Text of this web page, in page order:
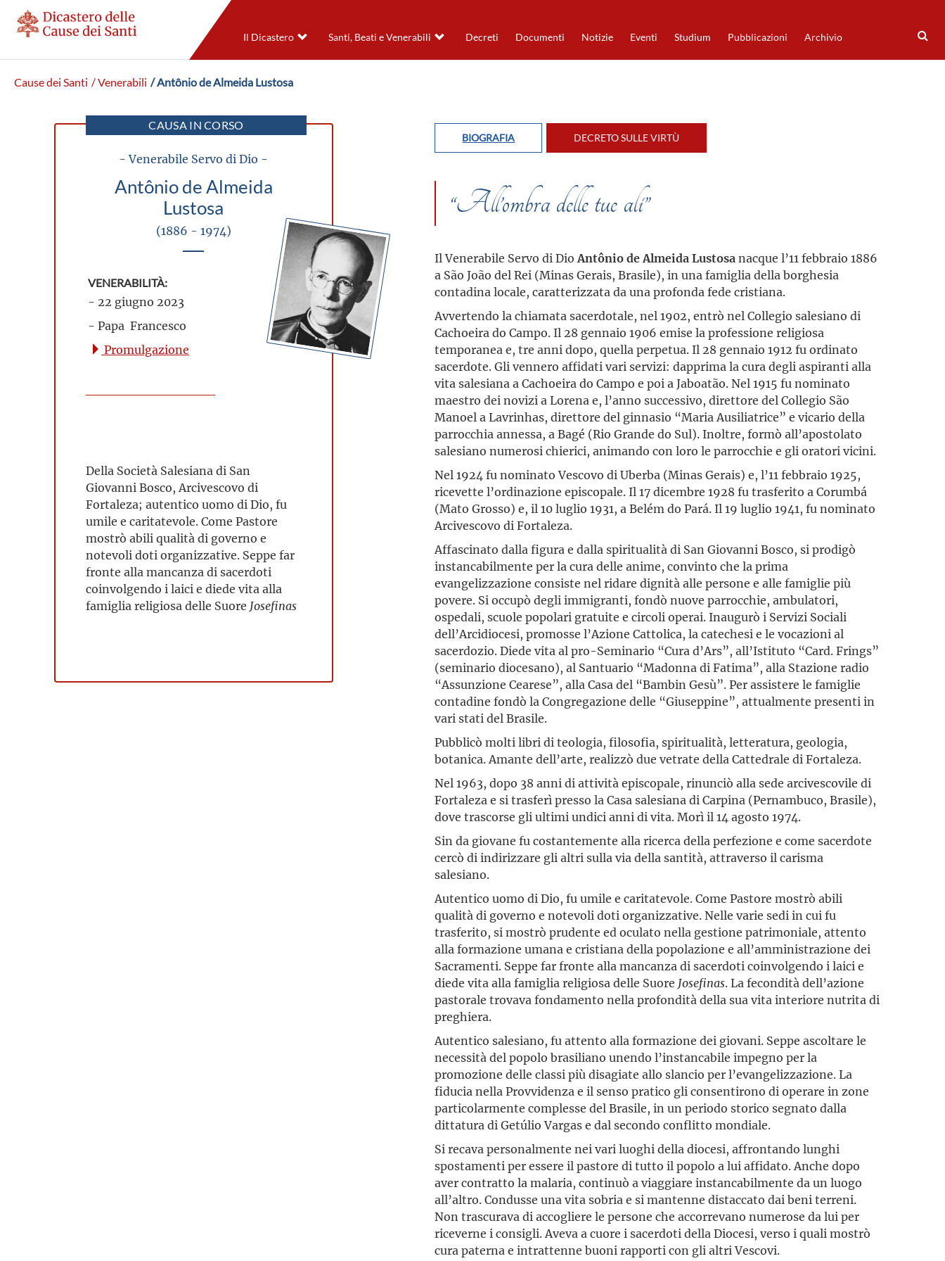
Il Dicastero Santi, Beati e Venerabili Decreti Documenti Notizie Eventi Studium Pubblicazioni Archivio
Cause dei Santi / Venerabili / Antônio de Almeida Lustosa
CAUSA IN CORSO
- Venerabile Servo di Dio -
Antônio de Almeida
Lustosa
(1886 - 1974)
VENERABILITÀ:
- 22 giugno 2023
- Papa Francesco
Promulgazione
Della Società Salesiana di San
Giovanni Bosco, Arcivescovo di
Fortaleza; autentico uomo di Dio, fu
umile e caritatevole. Come Pastore
mostrò abili qualità di governo e
notevoli doti organizzative. Seppe far
fronte alla mancanza di sacerdoti
coinvolgendo i laici e diede vita alla
famiglia religiosa delle Suore Josefinas
BIOGRAFIA DECRETO SULLE VIRTÙ
“All’ombra delle tue ali”
Il Venerabile Servo di DioAntônio de Almeida Lustosa nacque l’11 febbraio 1886
a São João del Rei (Minas Gerais, Brasile), in una famiglia della borghesia
contadina locale, caratterizzata da una profonda fede cristiana.
Avvertendo la chiamata sacerdotale, nel 1902, entrò nel Collegio salesiano di
Cachoeira do Campo. Il 28 gennaio 1906 emise la professione religiosa
temporanea e, tre anni dopo, quella perpetua. Il 28 gennaio 1912 fu ordinato
sacerdote. Gli vennero affidati vari servizi: dapprima la cura degli aspiranti alla
vita salesiana a Cachoeira do Campo e poi a Jaboatão. Nel 1915 fu nominato
maestro dei novizi a Lorena e, l’anno successivo, direttore del Collegio São
Manoel a Lavrinhas, direttore del ginnasio “Maria Ausiliatrice” e vicario della
parrocchia annessa, a Bagé (Rio Grande do Sul). Inoltre, formò all’apostolato
salesiano numerosi chierici, animando con loro le parrocchie e gli oratori vicini.
Nel 1924 fu nominato Vescovo di Uberba (Minas Gerais) e, l’11 febbraio 1925,
ricevette l’ordinazione episcopale. Il 17 dicembre 1928 fu trasferito a Corumbá
(Mato Grosso) e, il 10 luglio 1931, a Belém do Pará. Il 19 luglio 1941, fu nominato
Arcivescovo di Fortaleza.
Affascinato dalla figura e dalla spiritualità di San Giovanni Bosco, si prodigò
instancabilmente per la cura delle anime, convinto che la prima
evangelizzazione consiste nel ridare dignità alle persone e alle famiglie più
povere. Si occupò degli immigranti, fondò nuove parrocchie, ambulatori,
ospedali, scuole popolari gratuite e circoli operai. Inaugurò i Servizi Sociali
dell’Arcidiocesi, promosse l’Azione Cattolica, la catechesi e le vocazioni al
sacerdozio. Diede vita al pro-Seminario “Cura d’Ars”, all’Istituto “Card. Frings”
(seminario diocesano), al Santuario “Madonna di Fatima”, alla Stazione radio
“Assunzione Cearese”, alla Casa del “Bambin Gesù”. Per assistere le famiglie
contadine fondò la Congregazione delle “Giuseppine”, attualmente presenti in
vari stati del Brasile.
Pubblicò molti libri di teologia, filosofia, spiritualità, letteratura, geologia,
botanica. Amante dell’arte, realizzò due vetrate della Cattedrale di Fortaleza.
Nel 1963, dopo 38 anni di attività episcopale, rinunciò alla sede arcivescovile di
Fortaleza e si trasferì presso la Casa salesiana di Carpina (Pernambuco, Brasile),
dove trascorse gli ultimi undici anni di vita. Morì il 14 agosto 1974.
Sin da giovane fu costantemente alla ricerca della perfezione e come sacerdote
cercò di indirizzare gli altri sulla via della santità, attraverso il carisma
salesiano.
Autentico uomo di Dio, fu umile e caritatevole. Come Pastore mostrò abili
qualità di governo e notevoli doti organizzative. Nelle varie sedi in cui fu
trasferito, si mostrò prudente ed oculato nella gestione patrimoniale, attento
alla formazione umana e cristiana della popolazione e all’amministrazione dei
Sacramenti. Seppe far fronte alla mancanza di sacerdoti coinvolgendo i laici e
diede vita alla famiglia religiosa delle Suore Josefinas. La fecondità dell’azione
pastorale trovava fondamento nella profondità della sua vita interiore nutrita di
preghiera.
Autentico salesiano, fu attento alla formazione dei giovani. Seppe ascoltare le
necessità del popolo brasiliano unendo l’instancabile impegno per la
promozione delle classi più disagiate allo slancio per l’evangelizzazione. La
fiducia nella Provvidenza e il senso pratico gli consentirono di operare in zone
particolarmente complesse del Brasile, in un periodo storico segnato dalla
dittatura di Getúlio Vargas e dal secondo conflitto mondiale.
Si recava personalmente nei vari luoghi della diocesi, affrontando lunghi
spostamenti per essere il pastore di tutto il popolo a lui affidato. Anche dopo
aver contratto la malaria, continuò a viaggiare instancabilmente da un luogo
all’altro. Condusse una vita sobria e si mantenne distaccato dai beni terreni.
Non trascurava di accogliere le persone che accorrevano numerose da lui per
riceverne i consigli. Aveva a cuore i sacerdoti della Diocesi, verso i quali mostrò
cura paterna e intrattenne buoni rapporti con gli altri Vescovi.